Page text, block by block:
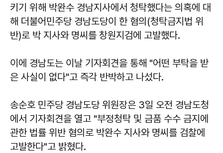
키기 위해 박완수 경남지사에서 청탁했다는 의혹에 대
해 더불어민주당 경남도당이 한 혐의(청탁금지법 위
반)로 박 지사와 명씨를 창원지검에 고발했다.
이에 경남도는 이날 기자회견을 통해 "어떤 부탁을 받
은 사실이 없다"고 즉각 반박하고 나섰다.
송순호 민주당 경남도당 위원장은 3일 오전 경남도청
에서 기자회견을 열고 "부정청탁 및 금품 수수 금지에
관한 법률 위반 혐의로 박완수 지사와 명씨를 검찰에
고발한다"고 밝혔다.